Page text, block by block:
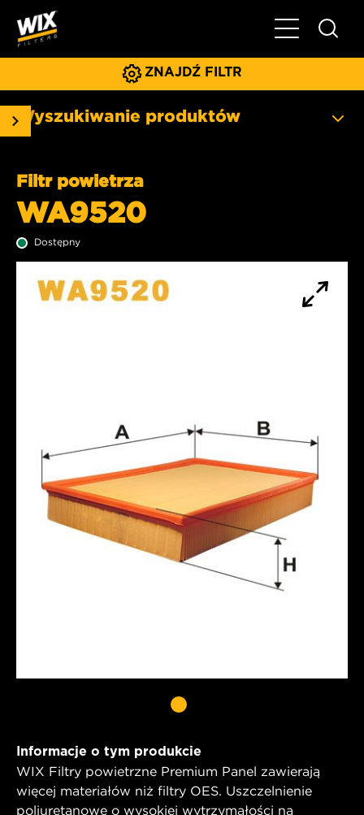
Pokaż/ukryj
ZNAJDŹ FILTR
Wyszukiwanie produktów
Filtr powietrza
WA9520
Dostępny
Informacje o tym produkcie
WIX Filtry powietrzne Premium Panel zawierają
więcej materiałów niż filtry OES. Uszczelnienie
poliuretanowe o wysokiej wytrzymałości na